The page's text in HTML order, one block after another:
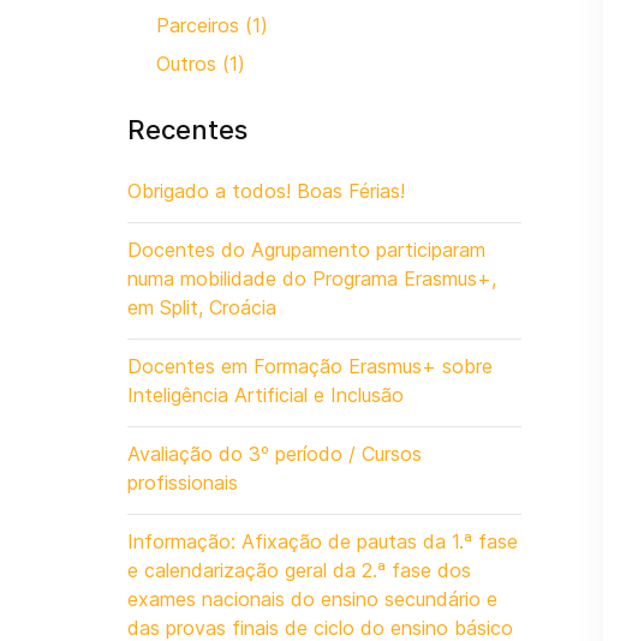
Parceiros (1)
Outros (1)
Recentes
Obrigado a todos! Boas Férias!
Docentes do Agrupamento participaram
numa mobilidade do Programa Erasmus+,
em Split, Croácia
Docentes em Formação Erasmus+ sobre
Inteligência Artificial e Inclusão
Avaliação do 3º período / Cursos
profissionais
Informação: Afixação de pautas da 1.ª fase
e calendarização geral da 2.ª fase dos
exames nacionais do ensino secundário e
das provas finais de ciclo do ensino básico